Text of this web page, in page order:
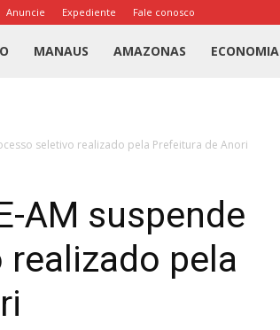
Anuncie Expediente Fale conosco
MANAUS AMAZONAS ECONOMIA
seletivo realizado pela Prefeitura de Anori
AM suspende
pela